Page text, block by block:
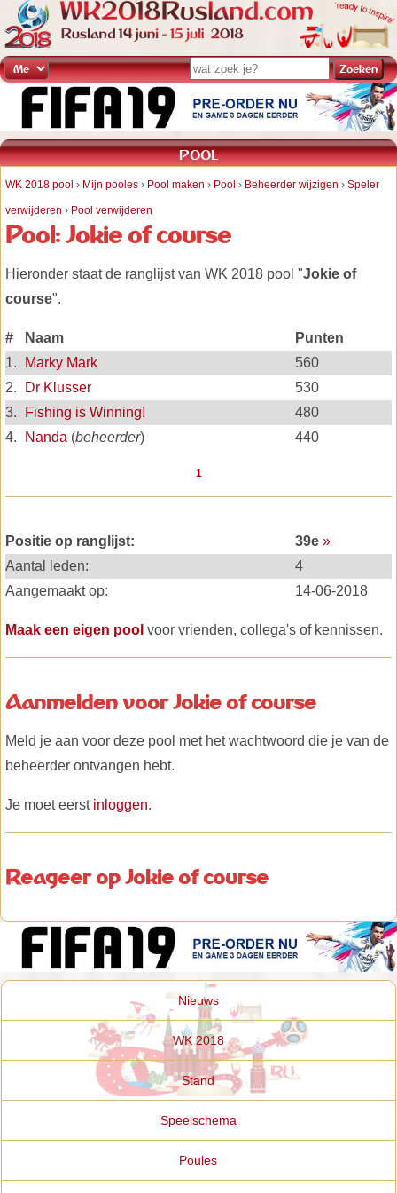
POOL
WK 2018 pool › Mijn pooles › Pool maken › Pool › Beheerder wijzigen › Speler
verwijderen › Pool verwijderen
Pool: Jokie of course
Hieronder staat de ranglijst van WK 2018 pool "Jokie of
course".
# Naam
Punten
1.
Marky Mark
560
2.
Dr Klusser
530
3.
Fishing is Winning!
480
4.
Nanda (beheerder) 440
1
Positie op ranglijst: 39e »
Aantal leden:
4
Aangemaakt op:
14-06-2018
Maak een eigen pool voor vrienden, collega's of kennissen.
Aanmelden voor Jokie of course
Meld je aan voor deze pool met het wachtwoord die je van de
beheerder ontvangen hebt.
Je moet eerst inloggen.
Reageer op Jokie of course
Nieuws
WK 2018
Stand
Speelschema
Poules